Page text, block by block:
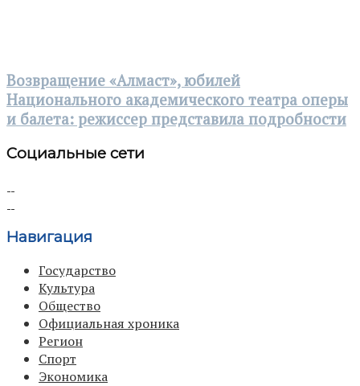
Возвращение «Aлмаст», юбилей
Национального академического театра оперы
и балета: режиссер представила подробности
Социальные сети
Навигация
Государство
Культура
Общество
Официальная хроника
Регион
Спорт
Экономика